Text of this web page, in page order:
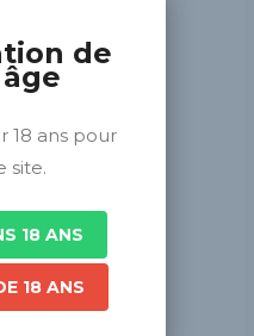
de
18 ans pour
site.
18 ANS
18 ANS